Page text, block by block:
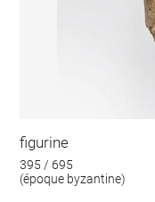
figurine
395 / 695
(époque byzantine)